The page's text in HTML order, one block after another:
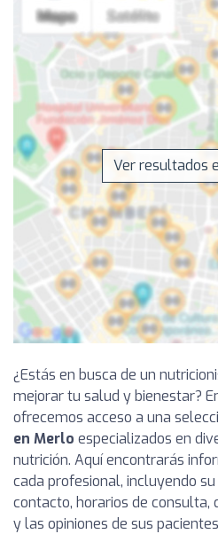
Ver resultados
¿Estás en busca de un
mejorar tu salud y bienestar?
ofrecemos acceso a una
en Merlo especializados en
nutrición. Aquí encontrarás
cada profesional, incluyendo
contacto, horarios de consulta,
y las opiniones de sus